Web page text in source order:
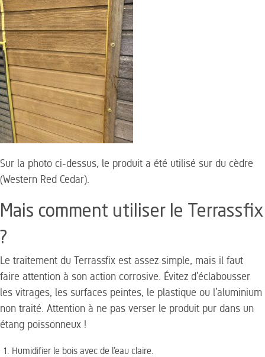
Sur la photo ci-dessus, le produit a été utilisé sur du cèdre
(Western Red Cedar).
Mais comment utiliser le Terrassfix
?
Le traitement du Terrassfix est assez simple, mais il faut
faire attention à son action corrosive. Évitez d’éclabousser
les vitrages, les surfaces peintes, le plastique ou l’aluminium
non traité. Attention à ne pas verser le produit pur dans un
étang poissonneux !
Humidifier le bois avec de l’eau claire.